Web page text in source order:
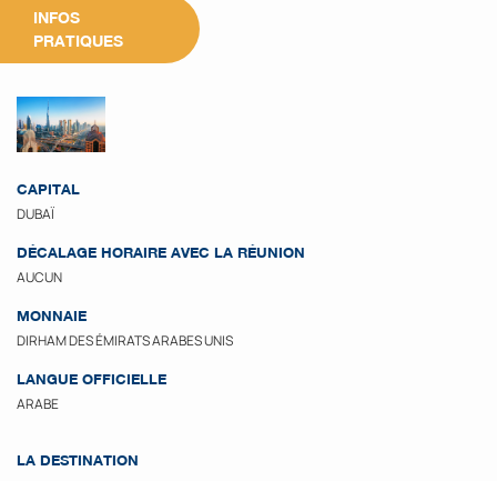
INFOS
PRATIQUES
CAPITAL
DUBAÏ
DÉCALAGE HORAIRE AVEC LA RÉUNION
AUCUN
MONNAIE
DIRHAM DES ÉMIRATS ARABES UNIS
LANGUE OFFICIELLE
ARABE
LA DESTINATION